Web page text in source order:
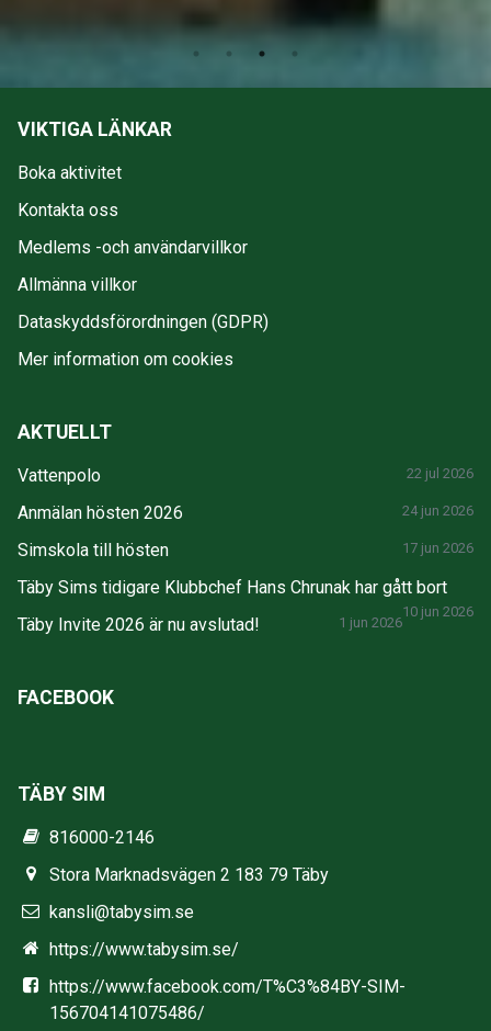
VIKTIGA LÄNKAR
Boka aktivitet
Kontakta oss
Medlems -och användarvillkor
Allmänna villkor
Dataskyddsförordningen (GDPR)
Mer information om cookies
AKTUELLT
Vattenpolo 22 jul 2026
Anmälan hösten 2026 24 jun 2026
Simskola till hösten 17 jun 2026
Täby Sims tidigare Klubbchef Hans Chrunak har gått bort
10 jun 2026
Täby Invite 2026 är nu avslutad! 1 jun 2026
FACEBOOK
TÄBY SIM
816000-2146
Stora Marknadsvägen 2 183 79 Täby
kansli@tabysim.se
https://www.tabysim.se/
https://www.facebook.com/T%C3%84BY-SIM-
156704141075486/